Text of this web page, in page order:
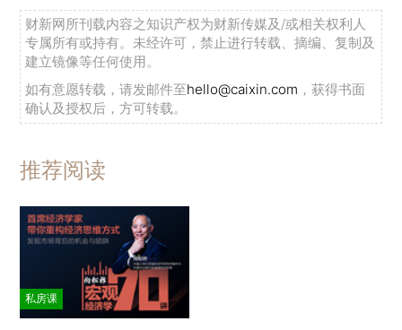
财新网所刊载内容之知识产权为财新传媒及/或相关权利人
专属所有或持有。未经许可，禁止进行转载、摘编、复制及
建立镜像等任何使用。
如有意愿转载，请发邮件至hello@caixin.com ，获得书面
确认及授权后，方可转载。
推荐阅读
私房课